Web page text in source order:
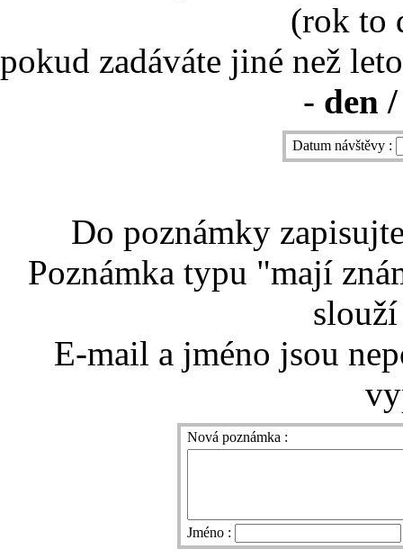
(rok to
pokud zadáváte jiné než
- den
Datum návštěvy :
Do poznámky
Poznámka typu "mají
E-mail a jméno jsou
Nová poznámka :
Jméno :